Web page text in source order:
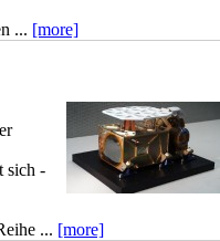
... [more]
sich -
... [more]